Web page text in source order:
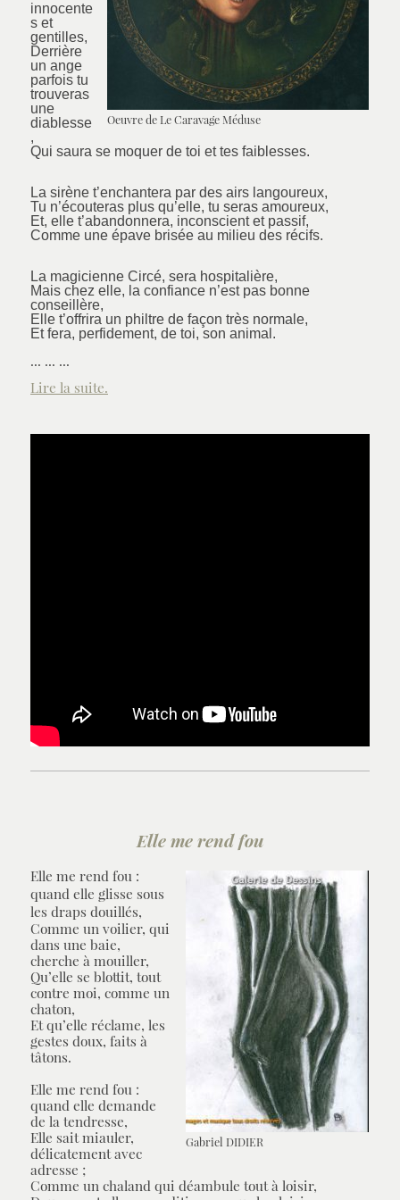
Oeuvre de Le Caravage Méduse
innocente
s et
gentilles,
Derrière
un ange
parfois tu
trouveras
une
diablesse
,
Qui saura se moquer de toi et tes faiblesses.
La sirène t’enchantera par des airs langoureux,
Tu n’écouteras plus qu’elle, tu seras amoureux,
Et, elle t’abandonnera, inconscient et passif,
Comme une épave brisée au milieu des récifs.
La magicienne Circé, sera hospitalière,
Mais chez elle, la confiance n’est pas bonne
conseillère,
Elle t’offrira un philtre de façon très normale,
Et fera, perfidement, de toi, son animal.
... ... ...
Lire la suite.
Elle me rend fou
Gabriel DIDIER
Elle me rend fou :
quand elle glisse sous
les draps douillés,
Comme un voilier, qui
dans une baie,
cherche à mouiller,
Qu’elle se blottit, tout
contre moi, comme un
chaton,
Et qu’elle réclame, les
gestes doux, faits à
tâtons.
Elle me rend fou :
quand elle demande
de la tendresse,
Elle sait miauler,
délicatement avec
adresse ;
Comme un chaland qui déambule tout à loisir,